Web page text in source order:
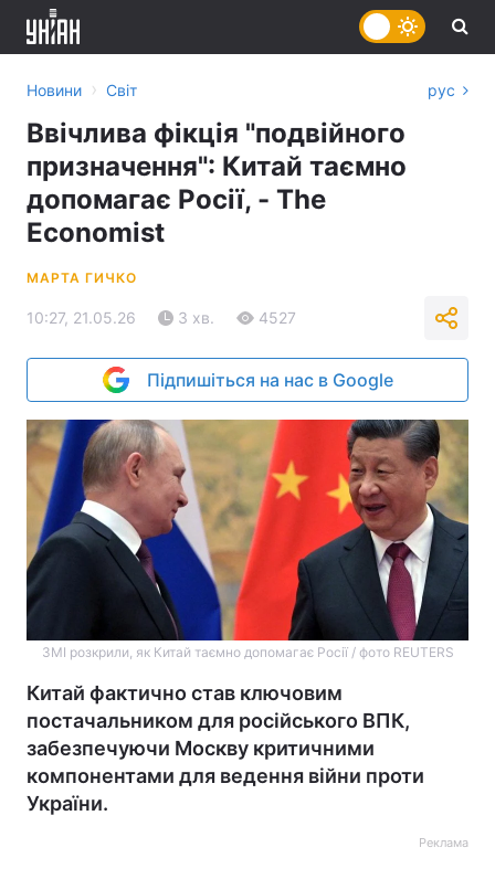
Новини › Світ рус
Ввічлива фікція "подвійного
призначення": Китай таємно
допомагає Росії, - The
Economist
МАРТА ГИЧКО
10:27, 21.05.26 3 хв. 4527
Підпишіться на нас в Google
ЗМІ розкрили, як Китай таємно допомагає Росії / фото REUTERS
Китай фактично став ключовим
постачальником для російського ВПК,
забезпечуючи Москву критичними
компонентами для ведення війни проти
України.
Реклама